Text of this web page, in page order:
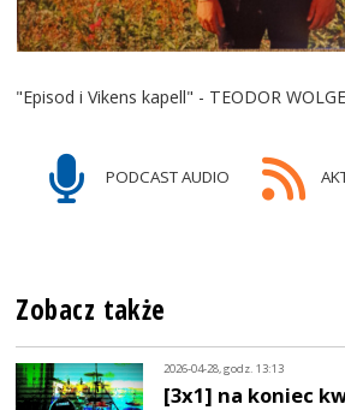
"Episod i Vikens kapell" - TEODOR
PODCAST AUDIO
Zobacz także
2026-04-28, godz. 13:13
[3x1] na koniec